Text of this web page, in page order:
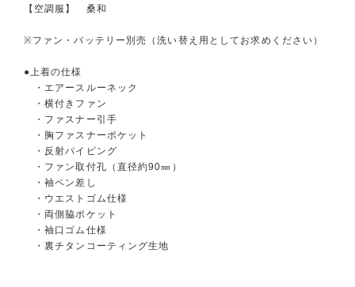
【空調服】 桑和
※ファン・バッテリー別売（洗い替え用としてお求めください）
●上着の仕様
・エアースルーネック
・横付きファン
・ファスナー引手
・胸ファスナーポケット
・反射パイピング
・ファン取付孔（直径約90㎜）
・袖ペン差し
・ウエストゴム仕様
・両側脇ポケット
・袖口ゴム仕様
・裏チタンコーティング生地